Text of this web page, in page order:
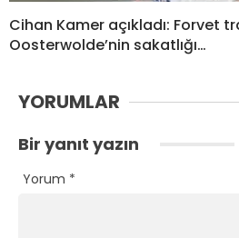
Cihan Kamer açıkladı: Forvet
Oosterwolde’nin sakatlığı…
YORUMLAR
Bir yanıt yazın
Yorum *